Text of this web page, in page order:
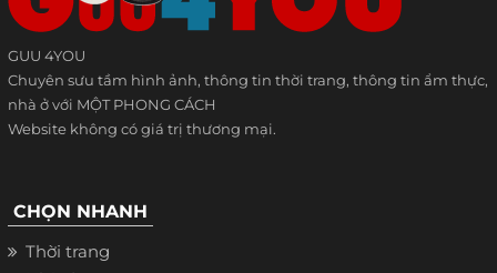
GUU 4YOU
Chuyên sưu tầm hình ảnh, thông tin thời trang, thông tin ẩm thực,
nhà ở với MỘT PHONG CÁCH
Website không có giá trị thương mại.
CHỌN NHANH
Thời trang